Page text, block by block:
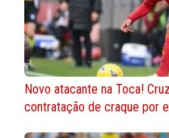
Novo atacante na Toca!
contratação de craque por